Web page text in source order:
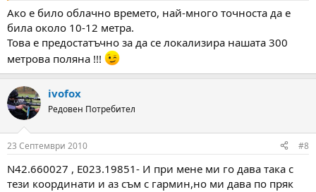
Ако е било облачно времето, най-много точноста да е
била около 10-12 метра.
Това е предостатъчно за да се локализира нашата 300
метрова поляна !!!
ivofox
Редовен Потребител
23 Септември 2010 #8
N42.660027 , Е023.19851- И при мене ми го дава така с
тези координати и аз съм с гармин,но ми дава по пряк